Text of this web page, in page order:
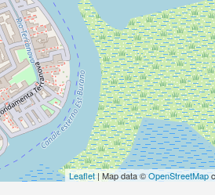
Leaflet| Map data ©OpenStreetMap